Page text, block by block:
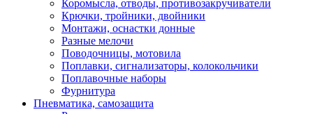
Коромысла, отводы, противозакручиватели
Крючки, тройники, двойники
Монтажи, оснастки донные
Разные мелочи
Поводочницы, мотовила
Поплавки, сигнализаторы, колокольчики
Поплавочные наборы
Фурнитура
Пневматика, самозащита